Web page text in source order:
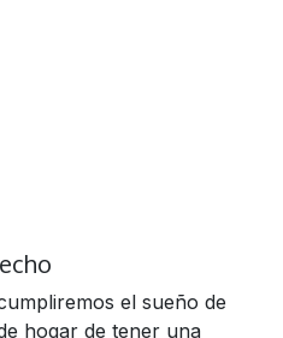
el sueño de
hogar de tener una